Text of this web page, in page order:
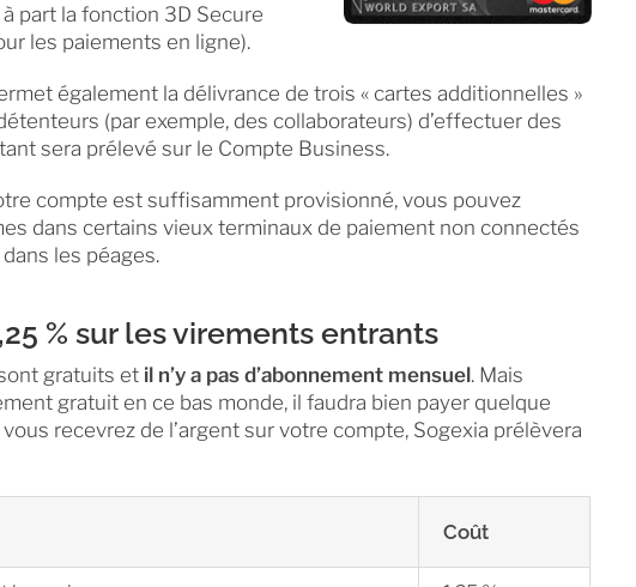
part la fonction 3D Secure
les paiements en ligne).
également la délivrance de trois « cartes additionnelles »
(par exemple, des collaborateurs) d’effectuer des
sera prélevé sur le Compte Business.
compte est suffisamment provisionné, vous pouvez
dans certains vieux terminaux de paiement non connectés
les péages.
% sur les virements entrants
gratuits et il n’y a pas d’abonnement mensuel. Mais
gratuit en ce bas monde, il faudra bien payer quelque
recevrez de l’argent sur votre compte, Sogexia prélèvera
Coût